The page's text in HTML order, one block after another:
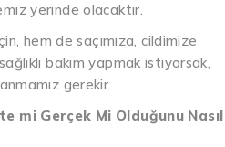
yerinde olacaktır.
hem de saçımıza, cildimize
bakım yapmak istiyorsak,
gerekir.
mi Gerçek Mi Olduğunu Nasıl